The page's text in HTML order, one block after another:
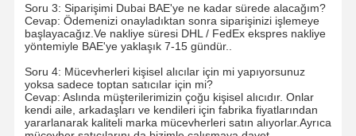
Elmas Saat Bileziği
18 karat altın küpeleri
18K altın broş
18K mücevher seti
Soru 3: Siparişimi Dubai BAE'ye ne kadar sürede alacağım?
Cevap: Ödemenizi onayladıktan sonra siparişinizi işlemeye
başlayacağız.Ve nakliye süresi DHL / FedEx ekspres nakliye
yöntemiyle BAE'ye yaklaşık 7-15 gündür..
Soru 4: Mücevherleri kişisel alıcılar için mi yapıyorsunuz
yoksa sadece toptan satıcılar için mi?
Cevap: Aslında müşterilerimizin çoğu kişisel alıcıdır. Onlar
kendi aile, arkadaşları ve kendileri için fabrika fiyatlarından
yararlanarak kaliteli marka mücevherleri satın alıyorlar.Ayrıca